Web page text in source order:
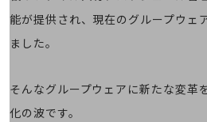
タフネススマートフォン
データ通信製品
5G対応ホームルーター
能が提供され、現在のグループウェ
ました。
そんなグループウェアに新たな変革
化の波です。